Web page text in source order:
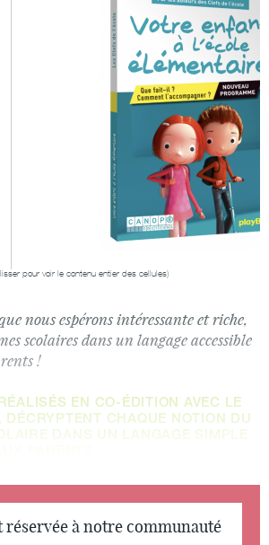
nous espérons intéressante et riche,
scolaires dans un langage accessible
!
EN CO-ÉDITION AVEC LE
DÉCRYPTENT CHAQUE NOTION DU
DANS UN LANGAGE SIMPLE
réservée à notre communauté